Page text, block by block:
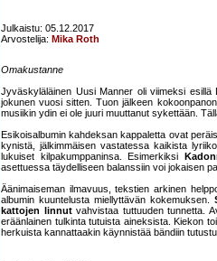
Julkaistu: 05.12.2017
Arvostelija: Mika Roth
Omakustanne
Jyväskyläläinen Uusi Manner oli viimeksi esillä
jokunen vuosi sitten. Tuon jälkeen
musiikin ydin ei ole juuri muuttanut sykettään.
Esikoisalbumin kahdeksan kappaletta ovat
kynistä, jälkimmäisen vastatessa kaikista
lukuiset kilpakumppaninsa. Esimerkiksi
asettuessa täydelliseen balanssiin voi jokaisen
Äänimaiseman ilmavuus, tekstien arkinen
albumin kuuntelusta miellyttävän kokemuksen.
kattojen linnutvahvistaa tuttuuden tunnetta.
eräänlainen tulkinta tutuista aineksista. Kiekon
herkuista kannattaakin käynnistää bändiin